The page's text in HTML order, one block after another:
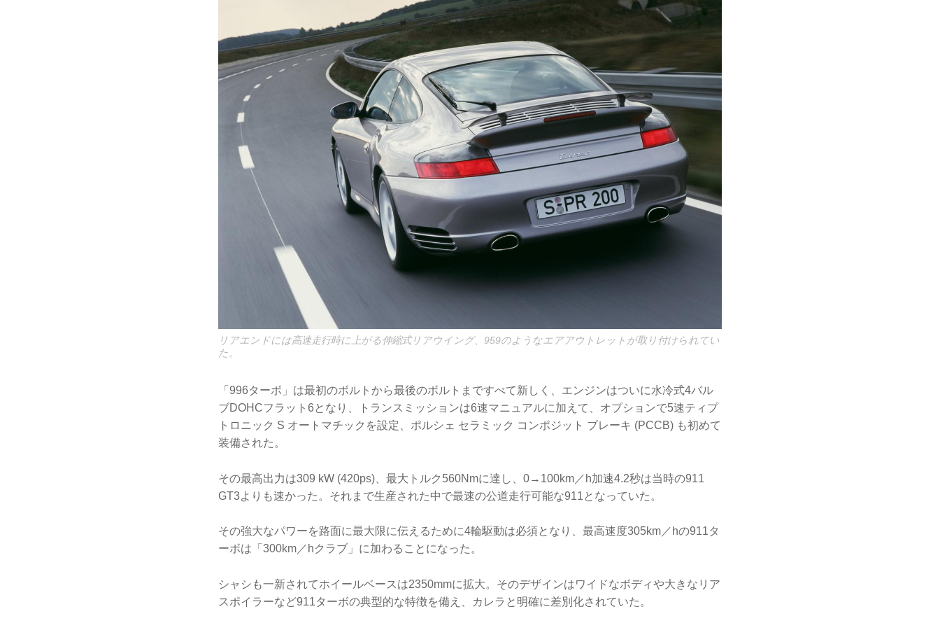
リアエンドには高速走行時に上がる伸縮式リアウイング、959のようなエアアウトレットが取り付けられてい
た。
「996ターボ」は最初のボルトから最後のボルトまですべて新しく、エンジンはついに水冷式4バル
ブDOHCフラット6となり、トランスミッションは6速マニュアルに加えて、オプションで5速ティプ
トロニック S オートマチックを設定、ポルシェ セラミック コンポジット ブレーキ (PCCB) も初めて
装備された。
その最高出力は309 kW (420ps)、最大トルク560Nmに達し、0→100km／h加速4.2秒は当時の911
GT3よりも速かった。それまで生産された中で最速の公道走行可能な911となっていた。
その強大なパワーを路面に最大限に伝えるために4輪駆動は必須となり、最高速度305km／hの911タ
ーボは「300km／hクラブ」に加わることになった。
シャシも一新されてホイールベースは2350mmに拡大。そのデザインはワイドなボディや大きなリア
スポイラーなど911ターボの典型的な特徴を備え、カレラと明確に差別化されていた。